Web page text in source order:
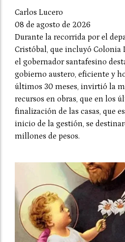
Carlos Lucero
08 de agosto de 2026
Durante la recorrida por el
Cristóbal, que incluyó Colonia
el gobernador santafesino
gobierno austero, eficiente y
últimos 30 meses, invirtió la
recursos en obras, que en los
finalización de las casas, que
inicio de la gestión, se
millones de pesos.